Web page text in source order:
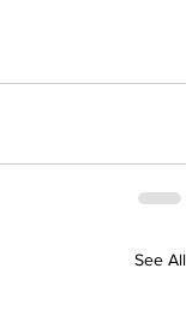
See All